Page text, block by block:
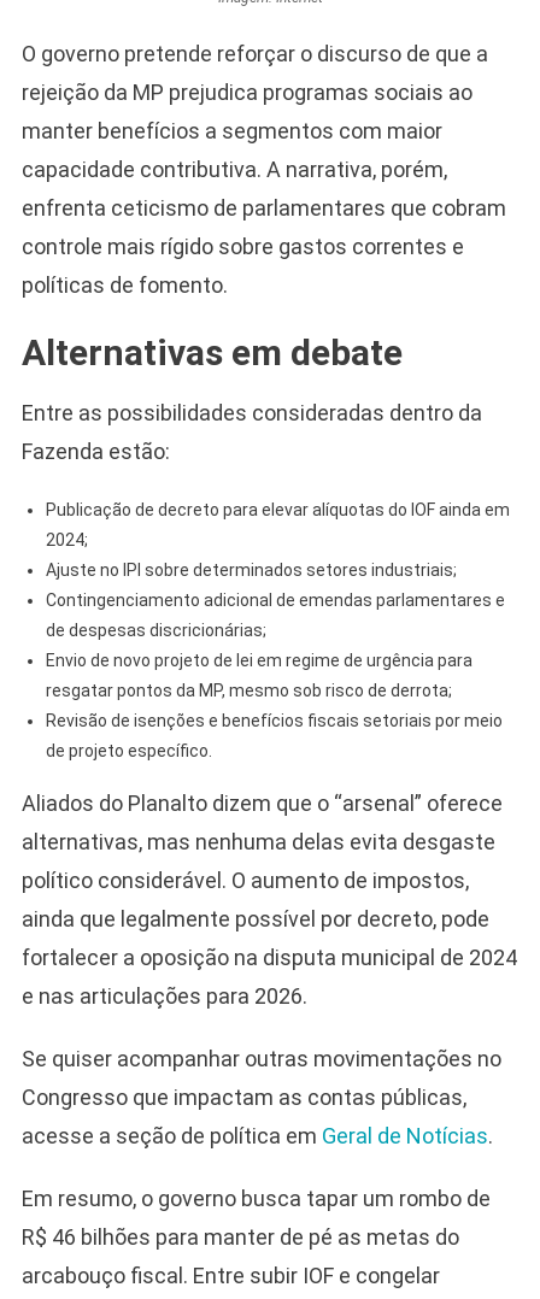
O governo pretende reforçar o discurso de que a
rejeição da MP prejudica programas sociais ao
manter benefícios a segmentos com maior
capacidade contributiva. A narrativa, porém,
enfrenta ceticismo de parlamentares que cobram
controle mais rígido sobre gastos correntes e
políticas de fomento.
Alternativas em debate
Entre as possibilidades consideradas dentro da
Fazenda estão:
Publicação de decreto para elevar alíquotas do IOF ainda em
2024;
Ajuste no IPI sobre determinados setores industriais;
Contingenciamento adicional de emendas parlamentares e
de despesas discricionárias;
Envio de novo projeto de lei em regime de urgência para
resgatar pontos da MP, mesmo sob risco de derrota;
Revisão de isenções e benefícios fiscais setoriais por meio
de projeto específico.
Aliados do Planalto dizem que o “arsenal” oferece
alternativas, mas nenhuma delas evita desgaste
político considerável. O aumento de impostos,
ainda que legalmente possível por decreto, pode
fortalecer a oposição na disputa municipal de 2024
e nas articulações para 2026.
Se quiser acompanhar outras movimentações no
Congresso que impactam as contas públicas,
acesse a seção de política em Geral de Notícias.
Em resumo, o governo busca tapar um rombo de
R$ 46 bilhões para manter de pé as metas do
arcabouço fiscal. Entre subir IOF e congelar